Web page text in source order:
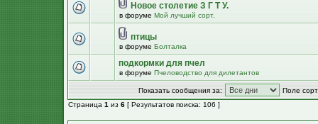
Новое столетие З Г Т У.
в форуме Мой лучший сорт.
птицы
в форуме Болталка
подкормки для пчел
в форуме Пчеловодство для дилетантов
Показать сообщения за:
Поле
Страница 1 из 6 [ Результатов поиска: 106 ]